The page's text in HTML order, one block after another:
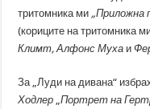
тритомника ми „Приложна
(кориците на тритомника
Климт, Алфонс Муха и
За „Луди на дивана“
Ходлер „Портрет на